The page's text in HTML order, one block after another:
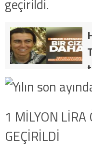
geçirildi.
1 MİLYON LİRA
GEÇİRİLDİ